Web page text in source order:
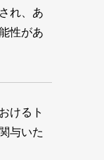
れ、あ
性があ
けるト
与いた